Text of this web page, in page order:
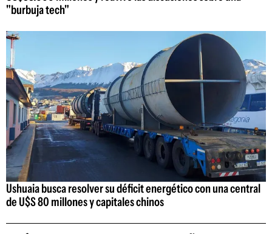
"burbuja tech"
Ushuaia busca resolver su déficit energético con una central
de U$S 80 millones y capitales chinos